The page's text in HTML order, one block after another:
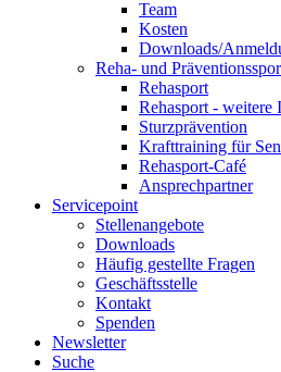
Team
Kosten
Downloads/
Reha- und
Rehasport
Rehasport - weitere
Sturzprävention
Krafttraining für
Rehasport-Café
Ansprechpartner
Servicepoint
Stellenangebote
Downloads
Häufig gestellte Fragen
Geschäftsstelle
Kontakt
Spenden
Newsletter
Suche